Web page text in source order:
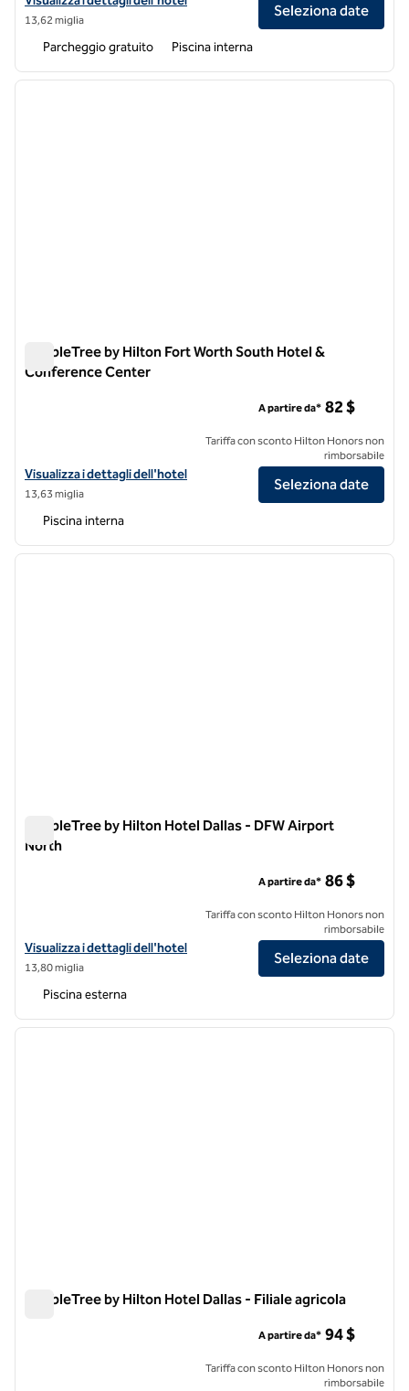
13,62 miglia
Seleziona date
Parcheggio gratuito Piscina interna
1 di 12
DoubleTree by Hilton Fort Worth South Hotel &
Conference Center
Visualizza i dettagli dell'hotel DoubleTree by Hilton Fort Worth
Visualizza i dettagli dell'hotel
13,63 miglia
A partire da* 82 $
Tariffa con sconto Hilton Honors non
rimborsabile
Seleziona date
Piscina interna
1 di 12
DoubleTree by Hilton Hotel Dallas - DFW Airport
North
Visualizza i dettagli dell'hotel DoubleTree by Hilton Hotel Dallas -
Visualizza i dettagli dell'hotel
13,80 miglia
A partire da* 86 $
Tariffa con sconto Hilton Honors non
rimborsabile
Seleziona date
Piscina esterna
1 di 12
DoubleTree by Hilton Hotel Dallas - Filiale agricola
A partire da* 94 $
Tariffa con sconto Hilton Honors non
rimborsabile